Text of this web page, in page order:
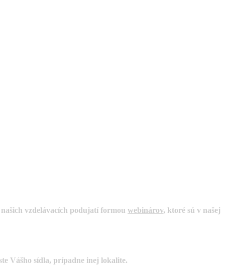
vzdelávacích podujatí formou webinárov, ktoré sú v našej
Vášho sídla, prípadne inej lokalite.